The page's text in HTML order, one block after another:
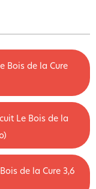
Bois de la Cure
Le Bois de la
de la Cure 3,6